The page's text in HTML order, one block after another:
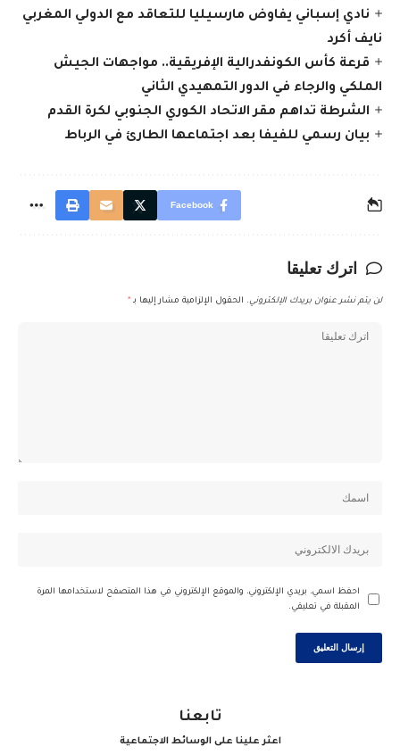
نادي إسباني يفاوض مارسيليا للتعاقد مع الدولي المغربي
نايف أكرد
قرعة كأس الكونفدرالية الإفريقية.. مواجهات الجيش
الملكي والرجاء في الدور التمهيدي الثاني
الشرطة تداهم مقر الاتحاد الكوري الجنوبي لكرة القدم
بيان رسمي للفيفا بعد اجتماعها الطارئ في الرباط
Facebook
اترك تعليقا
لن يتم نشر عنوان بريدك الإلكتروني. الحقول الإلزامية مشار إليها بـ *
احفظ اسمي، بريدي الإلكتروني، والموقع الإلكتروني في هذا المتصفح لاستخدامها المرة
المقبلة في تعليقي.
تابعنا
اعثر علينا على الوسائط الاجتماعية